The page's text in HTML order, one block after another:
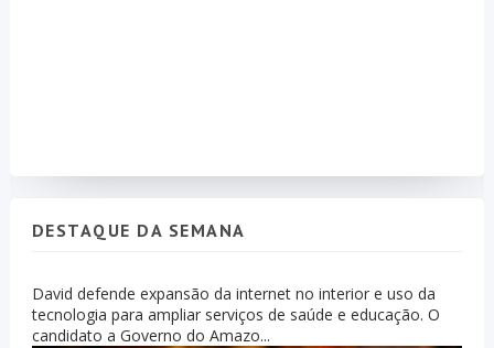
DESTAQUE DA SEMANA
David defende expansão da internet no interior e uso da
tecnologia para ampliar serviços de saúde e educação. O
candidato a Governo do Amazo...